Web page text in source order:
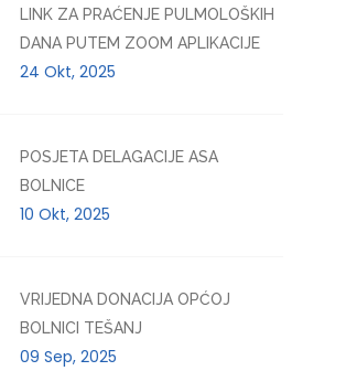
LINK ZA PRAĆENJE PULMOLOŠKIH
DANA PUTEM ZOOM APLIKACIJE
24 Okt, 2025
POSJETA DELAGACIJE ASA
BOLNICE
10 Okt, 2025
VRIJEDNA DONACIJA OPĆOJ
BOLNICI TEŠANJ
09 Sep, 2025